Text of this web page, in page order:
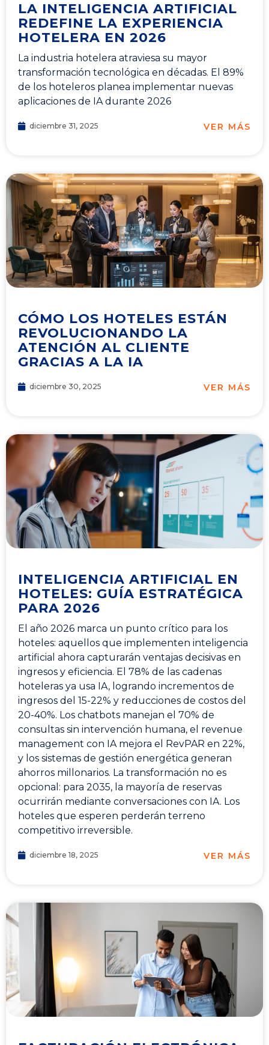
LA INTELIGENCIA ARTIFICIAL
REDEFINE LA EXPERIENCIA
HOTELERA EN 2026
La industria hotelera atraviesa su mayor
transformación tecnológica en décadas. El 89%
de los hoteleros planea implementar nuevas
aplicaciones de IA durante 2026
diciembre 31, 2025 VER MÁS
CÓMO LOS HOTELES ESTÁN
REVOLUCIONANDO LA
ATENCIÓN AL CLIENTE
GRACIAS A LA IA
diciembre 30, 2025 VER MÁS
INTELIGENCIA ARTIFICIAL EN
HOTELES: GUÍA ESTRATÉGICA
PARA 2026
El año 2026 marca un punto crítico para los
hoteles: aquellos que implementen inteligencia
artificial ahora capturarán ventajas decisivas en
ingresos y eficiencia. El 78% de las cadenas
hoteleras ya usa IA, logrando incrementos de
ingresos del 15-22% y reducciones de costos del
20-40%. Los chatbots manejan el 70% de
consultas sin intervención humana, el revenue
management con IA mejora el RevPAR en 22%,
y los sistemas de gestión energética generan
ahorros millonarios. La transformación no es
opcional: para 2035, la mayoría de reservas
ocurrirán mediante conversaciones con IA. Los
hoteles que esperen perderán terreno
competitivo irreversible.
diciembre 18, 2025 VER MÁS